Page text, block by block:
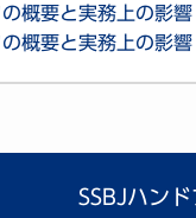
概要と実務上の影
概要と実務上の影
SSBJハン